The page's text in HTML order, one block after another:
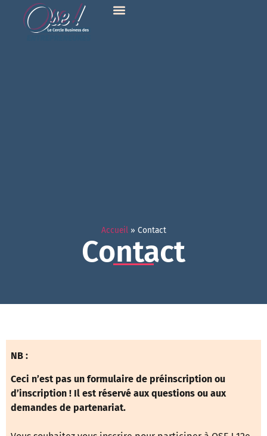
Accueil» Contact
Contact
NB :
Ceci n’est pas un formulaire de préinscription ou
d’inscription ! Il est réservé aux questions ou aux
demandes de partenariat.